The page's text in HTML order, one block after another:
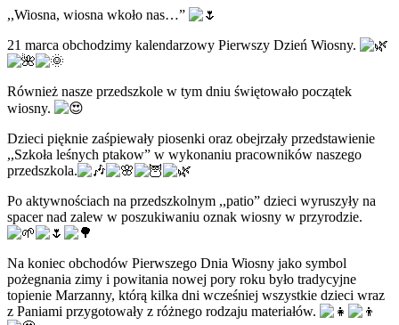
,,Wiosna, wiosna wkoło nas…”
21 marca obchodzimy kalendarzowy Pierwszy Dzień Wiosny.
Również nasze przedszkole w tym dniu świętowało początek
wiosny.
Dzieci pięknie zaśpiewały piosenki oraz obejrzały przedstawienie
,,Szkoła leśnych ptakow” w wykonaniu pracowników naszego
przedszkola.
Po aktywnościach na przedszkolnym ,,patio” dzieci wyruszyły na
spacer nad zalew w poszukiwaniu oznak wiosny w przyrodzie.
Na koniec obchodów Pierwszego Dnia Wiosny jako symbol
pożegnania zimy i powitania nowej pory roku było tradycyjne
topienie Marzanny, którą kilka dni wcześniej wszystkie dzieci wraz
z Paniami przygotowały z różnego rodzaju materiałów.